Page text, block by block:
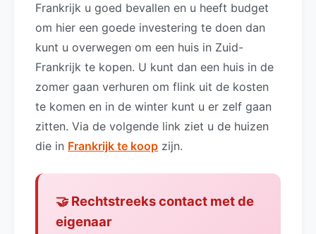
Frankrijk u goed bevallen en u heeft budget
om hier een goede investering te doen dan
kunt u overwegen om een huis in Zuid-
Frankrijk te kopen. U kunt dan een huis in de
zomer gaan verhuren om flink uit de kosten
te komen en in de winter kunt u er zelf gaan
zitten. Via de volgende link ziet u de huizen
die in Frankrijk te koop zijn.
🤝 Rechtstreeks contact met de
eigenaar